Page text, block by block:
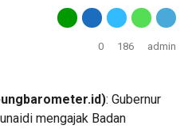
0 186 admin
: Gubernur
mengajak Badan